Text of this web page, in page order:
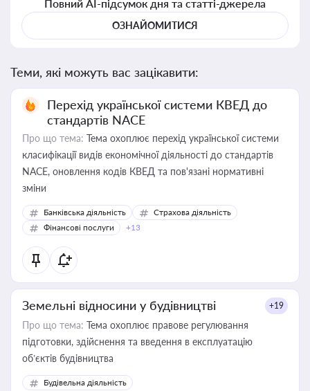
Повний AI-підсумок дня та статті-джерела
ОЗНАЙОМИТИСЯ
Теми, які можуть вас зацікавити:
Перехід української системи КВЕД до
стандартів NACE
Про що тема: Тема охоплює перехід української системи
класифікації видів економічної діяльності до стандартів
NACE, оновлення кодів КВЕД та пов'язані нормативні
зміни
Банківська діяльність
Страхова діяльність
Фінансові послуги
+13
Земельні відносини у будівництві +19
Про що тема: Тема охоплює правове регулювання
підготовки, здійснення та введення в експлуатацію
об’єктів будівництва
Будівельна діяльність